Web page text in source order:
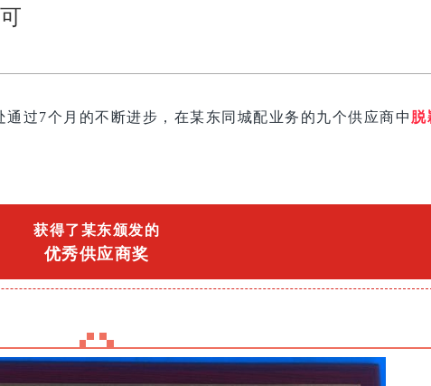
过7个月的不断进步，在某东同城配业务的九个供应商中 脱
获得了某东颁发的
优秀供应商奖